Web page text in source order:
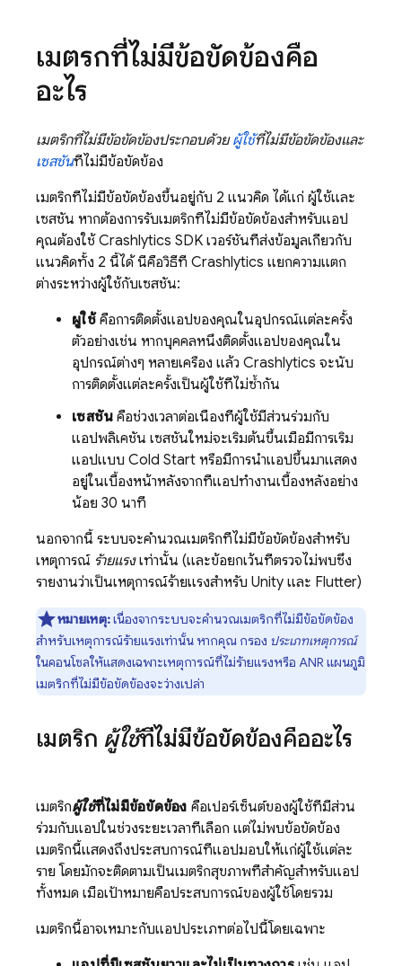
เมตริกที่ไม่มีข้อขัดข้องคือ
อะไร
เมตริกที่ไม่มีข้อขัดข้องประกอบด้วยผู้ใช้ที่ไม่มีข้อขัดข้องและ
เซสชันที่ไม่มีข้อขัดข้อง
เมตริกที่ไม่มีข้อขัดข้องขึ้นอยู่กับ 2 แนวคิด ได้แก่ ผู้ใช้และ
เซสชัน หากต้องการรับเมตริกที่ไม่มีข้อขัดข้องสำหรับแอป
คุณต้องใช้ Crashlytics SDK เวอร์ชันที่ส่งข้อมูลเกี่ยวกับ
แนวคิดทั้ง 2 นี้ได้ นี่คือวิธีที่ Crashlytics แยกความแตก
ต่างระหว่างผู้ใช้กับเซสชัน:
ผู้ใช้คือการติดตั้งแอปของคุณในอุปกรณ์แต่ละครั้ง
ตัวอย่างเช่น หากบุคคลหนึ่งติดตั้งแอปของคุณใน
อุปกรณ์ต่างๆ หลายเครื่อง แล้ว Crashlytics จะนับ
การติดตั้งแต่ละครั้งเป็นผู้ใช้ที่ไม่ซ้ำกัน
เซสชัน คือช่วงเวลาต่อเนื่องที่ผู้ใช้มีส่วนร่วมกับ
แอปพลิเคชัน เซสชันใหม่จะเริ่มต้นขึ้นเมื่อมีการเริ่ม
แอปแบบ Cold Start หรือมีการนำแอปขึ้นมาแสดง
อยู่ในเบื้องหน้าหลังจากที่แอปทำงานเบื้องหลังอย่าง
น้อย 30 นาที
นอกจากนี้ ระบบจะคำนวณเมตริกที่ไม่มีข้อขัดข้องสำหรับ
เหตุการณ์ ร้ายแรงเท่านั้น (และข้อยกเว้นที่ตรวจไม่พบซึ่ง
รายงานว่าเป็นเหตุการณ์ร้ายแรงสำหรับ Unity และ Flutter)
หมายเหตุ:เนื่องจากระบบจะคำนวณเมตริกที่ไม่มีข้อขัดข้อง
สำหรับเหตุการณ์ร้ายแรงเท่านั้น หากคุณ กรอง ประเภทเหตุการณ์
ในคอนโซลให้แสดงเฉพาะเหตุการณ์ที่ไม่ร้ายแรงหรือ ANR แผนภูมิ
เมตริกที่ไม่มีข้อขัดข้องจะว่างเปล่า
เมตริก ผู้ใช้ที่ไม่มีข้อขัดข้องคืออะไร
เมตริกผู้ใช้ที่ไม่มีข้อขัดข้อง คือเปอร์เซ็นต์ของผู้ใช้ที่มีส่วน
ร่วมกับแอปในช่วงระยะเวลาที่เลือก แต่ไม่พบข้อขัดข้อง
เมตริกนี้แสดงถึงประสบการณ์ที่แอปมอบให้แก่ผู้ใช้แต่ละ
ราย โดยมักจะติดตามเป็นเมตริกสุขภาพที่สำคัญสำหรับแอป
ทั้งหมด เมื่อเป้าหมายคือประสบการณ์ของผู้ใช้โดยรวม
เมตริกนี้อาจเหมาะกับแอปประเภทต่อไปนี้โดยเฉพาะ